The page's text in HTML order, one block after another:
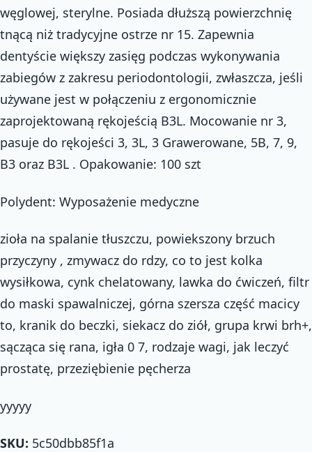
węglowej, sterylne. Posiada dłuższą powierzchnię
tnącą niż tradycyjne ostrze nr 15. Zapewnia
dentyście większy zasięg podczas wykonywania
zabiegów z zakresu periodontologii, zwłaszcza, jeśli
używane jest w połączeniu z ergonomicznie
zaprojektowaną rękojeścią B3L. Mocowanie nr 3,
pasuje do rękojeści 3, 3L, 3 Grawerowane, 5B, 7, 9,
B3 oraz B3L . Opakowanie: 100 szt
Polydent: Wyposażenie medyczne
zioła na spalanie tłuszczu, powiekszony brzuch
przyczyny , zmywacz do rdzy, co to jest kolka
wysiłkowa, cynk chelatowany, lawka do ćwiczeń, filtr
do maski spawalniczej, górna szersza część macicy
to, kranik do beczki, siekacz do ziół, grupa krwi brh+,
sącząca się rana, igła 0 7, rodzaje wagi, jak leczyć
prostatę, przeziębienie pęcherza
yyyyy
SKU: 5c50dbb85f1a